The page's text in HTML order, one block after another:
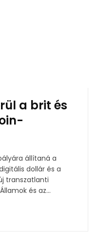
a brit és
állítaná a
transzatlanti
és az...